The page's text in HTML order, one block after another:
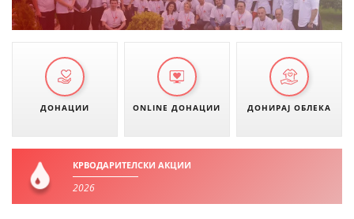
ДИСЕМИНАЦИЈА
ПРОМОЦИЈА НА ХУМАНИ ВРЕДНОСТИ
УПОТРЕБА И ЗАШТИТА НА АМБЛЕМОТ
ПОДГОТВЕНОСТ И ДЕЈСТВО ПРИ КАТАСТРОФИ
ДОНАЦИИ ONLINE ДОНАЦИИ ДОНИРАЈ ОБЛЕКА
КРВОДАРИТЕЛСКИ АКЦИИ
2026